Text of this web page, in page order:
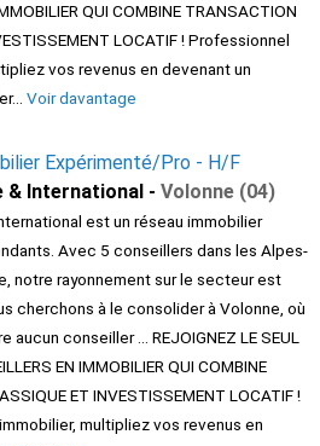
QUI COMBINE TRANSACTION
LOCATIF ! Professionnel
vos revenus en devenant un
Voir davantage
Expérimenté/Pro - H/F
& International - Volonne (04)
est un réseau immobilier
Avec 5 conseillers dans les Alpes-
notre rayonnement sur le secteur est
cherchons à le consolider à Volonne, où
aucun conseiller ... REJOIGNEZ LE SEUL
EN IMMOBILIER QUI COMBINE
ET INVESTISSEMENT LOCATIF !
multipliez vos revenus en